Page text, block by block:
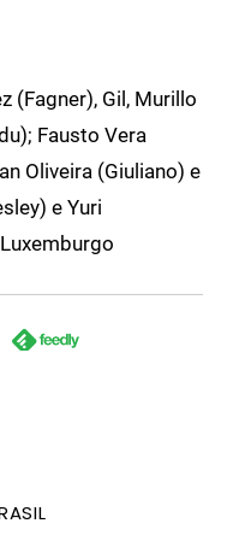
(Fagner), Gil, Murillo
Fausto Vera
Oliveira (Giuliano) e
e Yuri